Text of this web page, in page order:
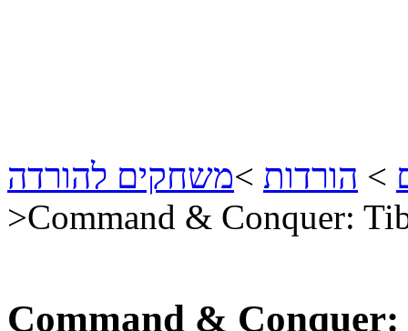
> הורדות >משחקים להורדה
>Command & Conquer:
Command &